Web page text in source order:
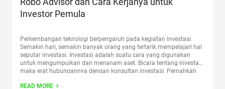
Investor Pemula
Perkembangan teknologi berpengaruh pada kegiatan investasi.
Semakin hari, semakin banyak orang yang tertarik mempelajari hal
seputar investasi. Investasi adalah suatu cara yang digunakan
untuk mengumpulkan dan menanam aset. Bicara tentang investasi,
maka erat hubungannya dengan konsultan investasi. Pernahkah
perlu dipelajari dengan baik agar seseorang tidak
READ MORE